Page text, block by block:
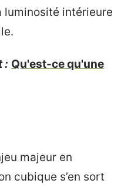
luminosité intérieure
: Qu'est-ce qu'une
majeur en
cubique s’en sort